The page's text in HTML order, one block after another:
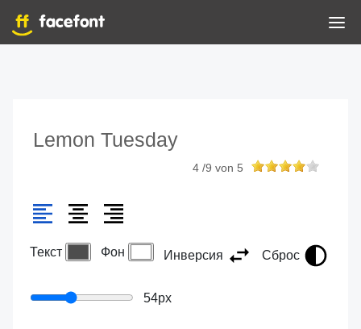
Lemon Tuesday
4/9 von 5
Текст Фон Инверсия Сброс
54px